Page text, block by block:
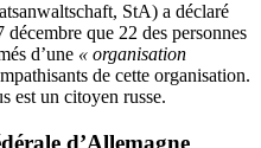
StA) a déclaré
que 22 des personnes
d’une « organisation
de cette organisation.
est un citoyen russe.
d’Allemagne